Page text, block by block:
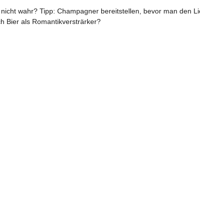
wahr? Tipp: Champagner bereitstellen, bevor man den
Bier als Romantikversträrker?